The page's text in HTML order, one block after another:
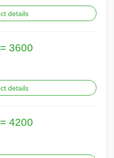
details
3600
details
4200